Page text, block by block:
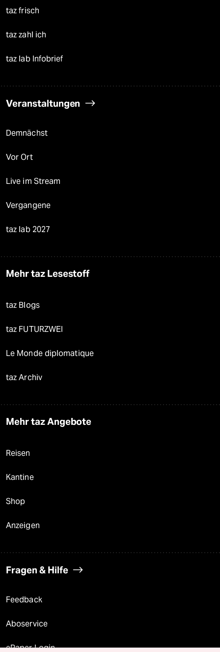
taz frisch
taz zahl ich
taz lab Infobrief
Veranstaltungen
Demnächst
Vor Ort
Live im Stream
Vergangene
taz lab 2027
Mehr taz Lesestoff
taz Blogs
taz FUTURZWEI
Le Monde diplomatique
taz Archiv
Mehr taz Angebote
Reisen
Kantine
Shop
Anzeigen
Fragen & Hilfe
Feedback
Aboservice
ePaper Login